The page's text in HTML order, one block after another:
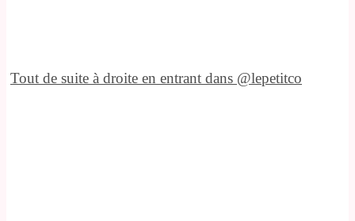
Tout de suite à droite en entrant dans @lepetitco